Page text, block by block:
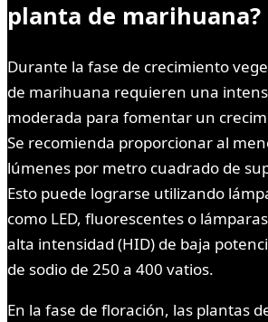
planta de marihuana?
Durante la fase de crecimiento
de marihuana requieren una
moderada para fomentar un
Se recomienda proporcionar al
lúmenes por metro cuadrado de
Esto puede lograrse utilizando
como LED, fluorescentes o
alta intensidad (HID) de baja
de sodio de 250 a 400 vatios.
En la fase de floración, las plantas